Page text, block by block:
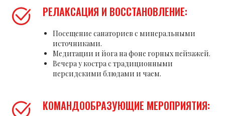
РЕЛАКСАЦИЯ И ВОССТАНОВЛЕНИЕ:
Посещение санаториев с минеральными
источниками.
Медитации и йога на фоне горных пейзажей.
Вечера у костра с традиционными
персидскими блюдами и чаем.
КОМАНДООБРАЗУЮЩИЕ МЕРОПРИЯТИЯ: